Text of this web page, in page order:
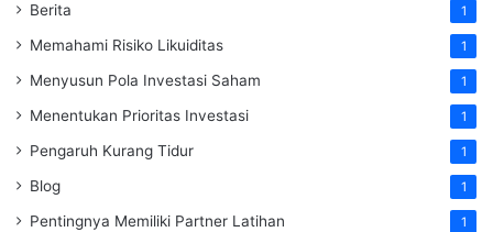
Berita 1
Memahami Risiko Likuiditas 1
Menyusun Pola Investasi Saham 1
Menentukan Prioritas Investasi 1
Pengaruh Kurang Tidur 1
Blog 1
Pentingnya Memiliki Partner Latihan 1